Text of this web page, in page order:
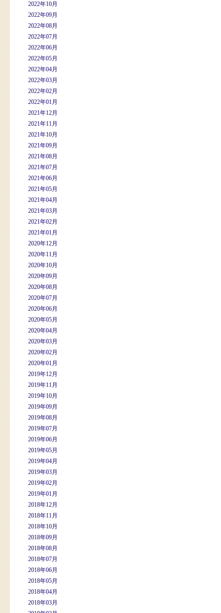
2022年10月
2022年09月
2022年08月
2022年07月
2022年06月
2022年05月
2022年04月
2022年03月
2022年02月
2022年01月
2021年12月
2021年11月
2021年10月
2021年09月
2021年08月
2021年07月
2021年06月
2021年05月
2021年04月
2021年03月
2021年02月
2021年01月
2020年12月
2020年11月
2020年10月
2020年09月
2020年08月
2020年07月
2020年06月
2020年05月
2020年04月
2020年03月
2020年02月
2020年01月
2019年12月
2019年11月
2019年10月
2019年09月
2019年08月
2019年07月
2019年06月
2019年05月
2019年04月
2019年03月
2019年02月
2019年01月
2018年12月
2018年11月
2018年10月
2018年09月
2018年08月
2018年07月
2018年06月
2018年05月
2018年04月
2018年03月